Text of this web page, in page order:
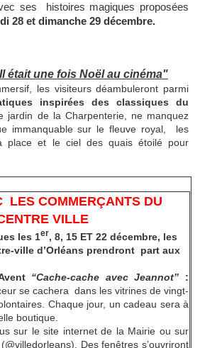
ses histoires magiques proposées
28 et dimanche 29 décembre.
était une fois Noël au cinéma"
les visiteurs déambuleront parmi
inspirées des classiques du
jardin de la Charpenterie, ne manquez
immanquable sur le fleuve royal, les
place et le ciel des quais étoilé pour
LES COMMERÇANTS DU
VILLE
les 1er, 8, 15 ET 22 décembre, les
ville d’Orléans prendront part aux
“Cache-cache avec Jeannot” :
se cachera dans les vitrines de vingt-
Chaque jour, un cadeau sera à
boutique.
sur le site internet de la Mairie ou sur
Des fenêtres s’ouvriront